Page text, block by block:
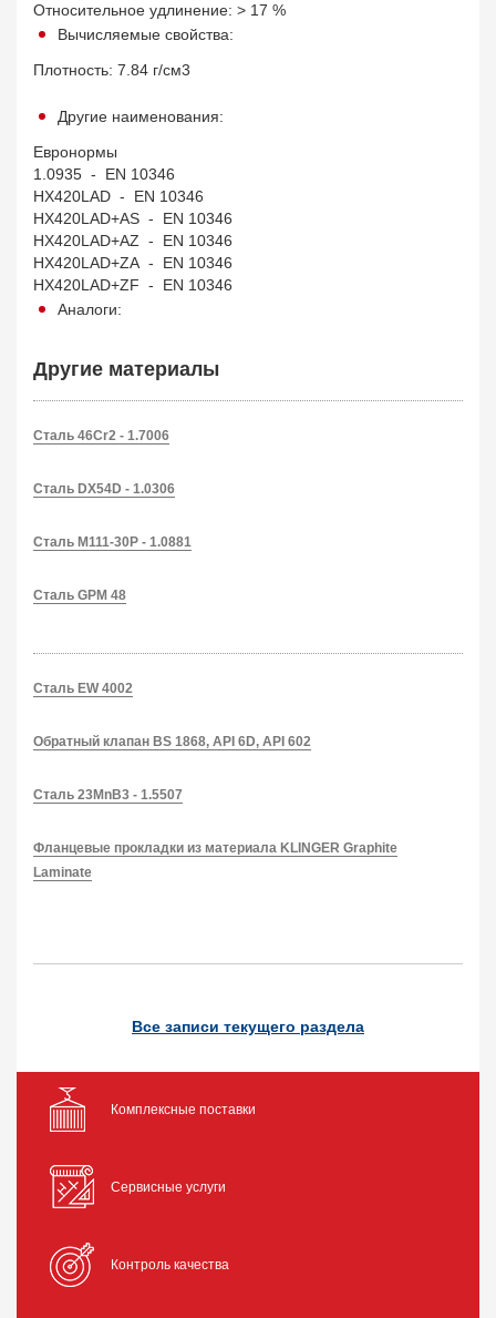
Относительное удлинение: > 17 %
Вычисляемые свойства:
Плотность: 7.84 г/см3
Другие наименования:
Евронормы
1.0935 - EN 10346
HX420LAD - EN 10346
HX420LAD+AS - EN 10346
HX420LAD+AZ - EN 10346
HX420LAD+ZA - EN 10346
HX420LAD+ZF - EN 10346
Аналоги:
Другие материалы
Сталь 46Cr2 - 1.7006
Сталь DX54D - 1.0306
Сталь M111-30P - 1.0881
Сталь GPM 48
Сталь EW 4002
Обратный клапан BS 1868, API 6D, API 602
Сталь 23MnB3 - 1.5507
Фланцевые прокладки из материала KLINGER Graphite
Laminate
Все записи текущего раздела
Комплексные поставки
Сервисные услуги
Контроль качества